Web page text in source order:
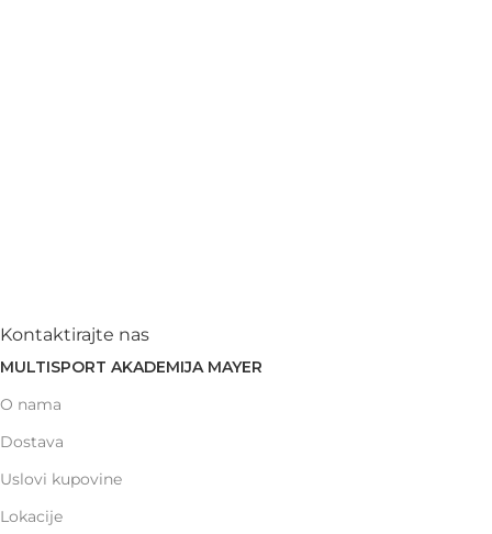
Kontaktirajte nas
MULTISPORT AKADEMIJA MAYER
O nama
Dostava
Uslovi kupovine
Lokacije